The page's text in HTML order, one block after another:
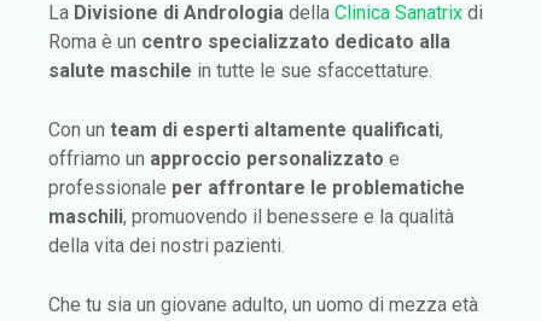
La Divisione di Andrologia della Clinica Sanatrix di
Roma è un centro specializzato dedicato alla
salute maschile in tutte le sue sfaccettature.
Con un team di esperti altamente qualificati,
offriamo un approccio personalizzato e
professionale per affrontare le problematiche
maschili, promuovendo il benessere e la qualità
della vita dei nostri pazienti.
Che tu sia un giovane adulto, un uomo di mezza età